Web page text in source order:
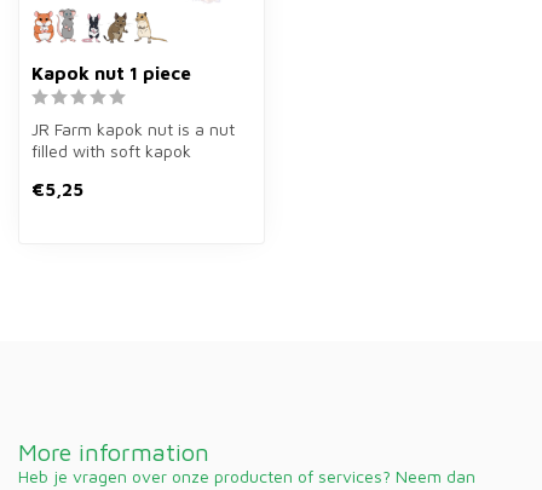
Kapok nut 1 piece
JR Farm kapok nut is a nut
filled with soft kapok
...
€5,25
More information
Heb je vragen over onze producten of services? Neem dan